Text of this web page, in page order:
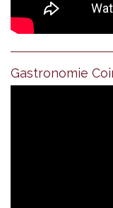
Gastronomie